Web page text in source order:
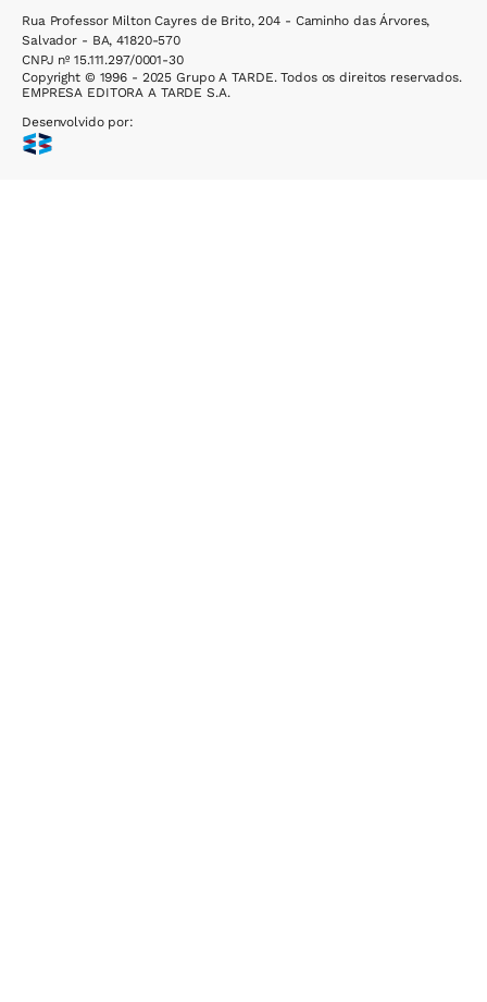
Rua Professor Milton Cayres de Brito, 204 - Caminho das Árvores,
Salvador - BA, 41820-570
CNPJ nº 15.111.297/0001-30
Copyright © 1996 - 2025 Grupo A TARDE. Todos os direitos reservados.
EMPRESA EDITORA A TARDE S.A.
Desenvolvido por: